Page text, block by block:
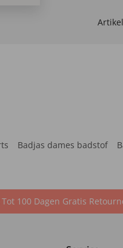
Badjas dames badstof
Tot 100 Dagen Gratis